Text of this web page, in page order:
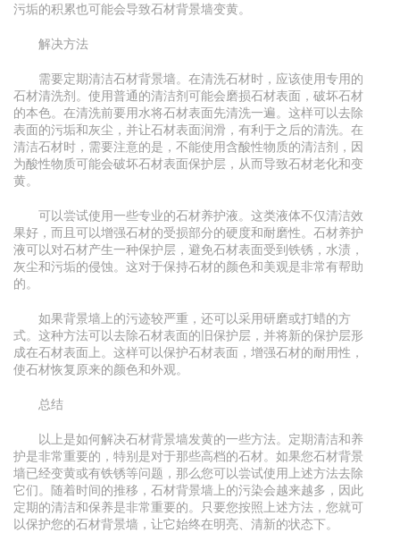
污垢的积累也可能会导致石材背景墙变黄。
解决方法
需要定期清洁石材背景墙。在清洗石材时，应该使用专用的
石材清洗剂。使用普通的清洁剂可能会磨损石材表面，破坏石材
的本色。在清洗前要用水将石材表面先清洗一遍。这样可以去除
表面的污垢和灰尘，并让石材表面润滑，有利于之后的清洗。在
清洁石材时，需要注意的是，不能使用含酸性物质的清洁剂，因
为酸性物质可能会破坏石材表面保护层，从而导致石材老化和变
黄。
可以尝试使用一些专业的石材养护液。这类液体不仅清洁效
果好，而且可以增强石材的受损部分的硬度和耐磨性。石材养护
液可以对石材产生一种保护层，避免石材表面受到铁锈，水渍，
灰尘和污垢的侵蚀。这对于保持石材的颜色和美观是非常有帮助
的。
如果背景墙上的污迹较严重，还可以采用研磨或打蜡的方
式。这种方法可以去除石材表面的旧保护层，并将新的保护层形
成在石材表面上。这样可以保护石材表面，增强石材的耐用性，
使石材恢复原来的颜色和外观。
总结
以上是如何解决石材背景墙发黄的一些方法。定期清洁和养
护是非常重要的，特别是对于那些高档的石材。如果您石材背景
墙已经变黄或有铁锈等问题，那么您可以尝试使用上述方法去除
它们。随着时间的推移，石材背景墙上的污染会越来越多，因此
定期的清洁和保养是非常重要的。只要您按照上述方法，您就可
以保护您的石材背景墙，让它始终在明亮、清新的状态下。